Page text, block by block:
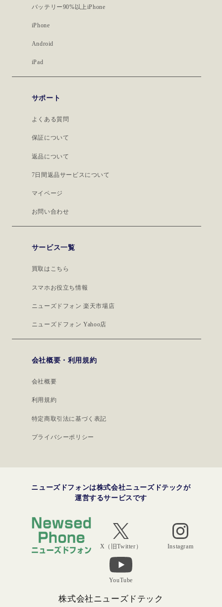
バッテリー90%以上iPhone
iPhone
Android
iPad
サポート
よくある質問
保証について
返品について
7日間返品サービスについて
マイページ
お問い合わせ
サービス一覧
買取はこちら
スマホお役立ち情報
ニューズドフォン 楽天市場店
ニューズドフォン Yahoo店
会社概要・利用規約
会社概要
利用規約
特定商取引法に基づく表記
プライバシーポリシー
ニューズドフォンは株式会社ニューズドテックが
運営するサービスです
X（旧Twitter） Instagram
YouTube
株式会社ニューズドテック